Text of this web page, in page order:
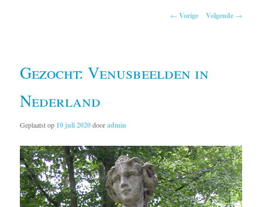
← Vorige Volgende →
Gezocht: Venusbeelden in
Nederland
Geplaatst op 10 juli 2020dooradmin